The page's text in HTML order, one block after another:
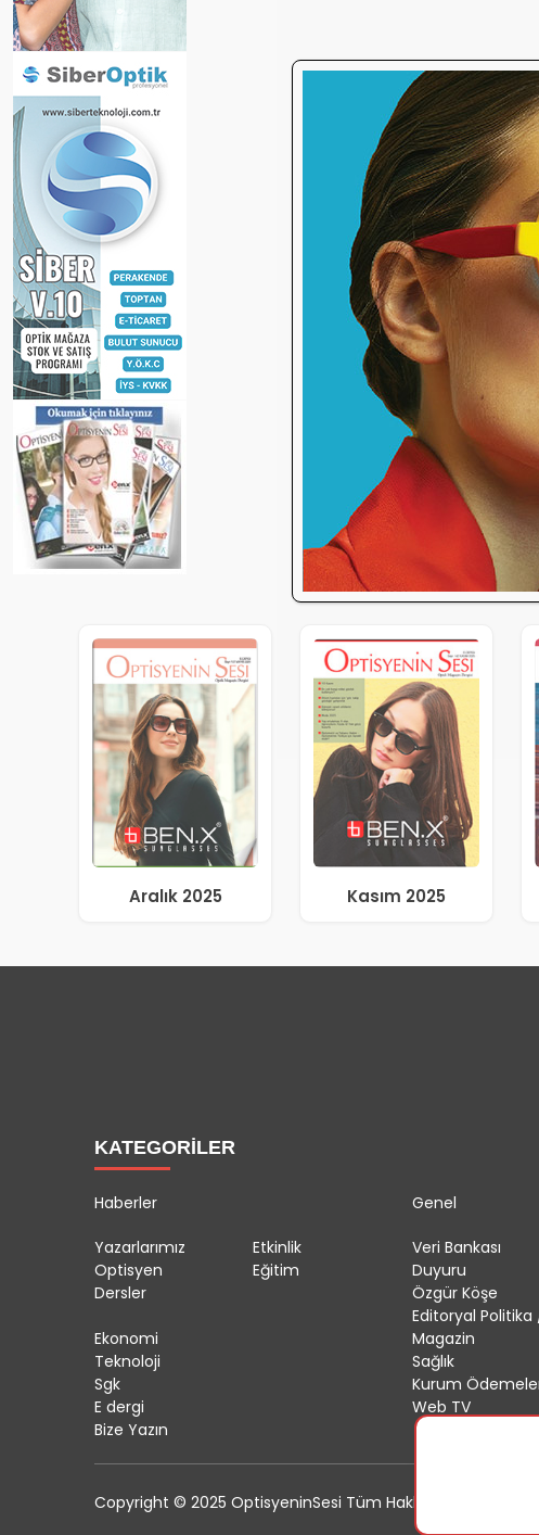
Aralık 2025 Kasım 2025
KATEGORİLER
Haberler
Yazarlarımız
Etkinlik
Optisyen
Eğitim
Dersler
Genel
Veri Bankası
Duyuru
Özgür Köşe
Editoryal Politika
Ekonomi
Magazin
Teknoloji
Sağlık
Sgk
Kurum
E dergi
Web TV
Bize Yazın
Copyright © 2025 OptisyeninSesi Tüm Hakları Saklıdır.